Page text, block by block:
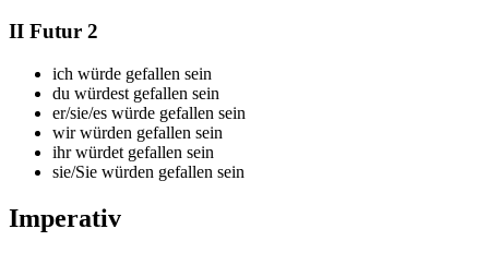
II Futur 2
ich würde gefallen sein
du würdest gefallen sein
er/sie/es würde gefallen sein
wirwürden gefallen sein
ihrwürdet gefallen sein
sie/Sie würden gefallen sein
Imperativ